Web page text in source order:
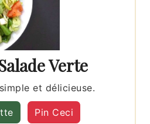
Verte
et délicieuse.
Pin Ceci